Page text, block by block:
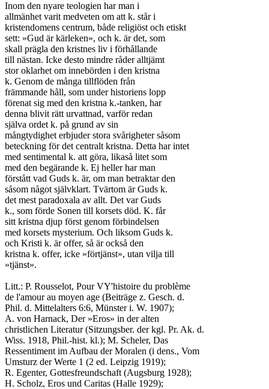
Inom den nyare teologien har man i
allmänhet varit medveten om att k. står i
kristendomens centrum, både religiöst och etiskt
sett: »Gud är kärleken», och k. är det, som
skall prägla den kristnes liv i förhållande
till nästan. Icke desto mindre råder alltjämt
stor oklarhet om innebörden i den kristna
k. Genom de många tillflöden från
främmande håll, som under historiens lopp
förenat sig med den kristna k.-tanken, har
denna blivit rätt urvattnad, varför redan
själva ordet k. på grund av sin
mångtydighet erbjuder stora svårigheter såsom
beteckning för det centralt kristna. Detta har intet
med sentimental k. att göra, likaså litet som
med den begärande k. Ej heller har man
förstått vad Guds k. är, om man betraktar den
såsom något självklart. Tvärtom är Guds k.
det mest paradoxala av allt. Det var Guds
k., som förde Sonen till korsets död. K. får
sitt kristna djup först genom förbindelsen
med korsets mysterium. Och liksom Guds k.
och Kristi k. är offer, så är också den
kristna k. offer, icke »förtjänst», utan vilja till
»tjänst».
Litt.: P. Rousselot, Pour VY'histoire du problème
de l'amour au moyen age (Beiträge z. Gesch. d.
Phil. d. Mittelalters 6:6, Münster i. W. 1907);
A. von Harnack, Der »Eros» in der alten
christlichen Literatur (Sitzungsber. der kgl. Pr. Ak. d.
Wiss. 1918, Phil.-hist. kl.); M. Scheler, Das
Ressentiment im Aufbau der Moralen (i dens., Vom
Umsturz der Werte 1 (2 ed. Leipzig 1919);
R. Egenter, Gottesfreundschaft (Augsburg 1928);
H. Scholz, Eros und Caritas (Halle 1929);